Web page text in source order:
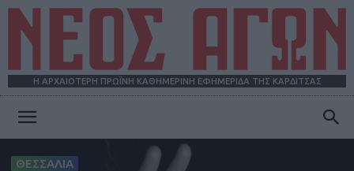
Η ΑΡΧΑΙΟΤΕΡΗ ΠΡΩΪΝΗ ΚΑΘΗΜΕΡΙΝΗ ΕΦΗΜΕΡΙΔΑ ΤΗΣ ΚΑΡΔΙΤΣΑΣ
ΘΕΣΣΑΛΙΑ